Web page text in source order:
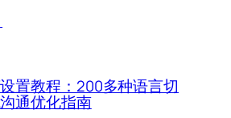
置教程：200多种语言切
通优化指南